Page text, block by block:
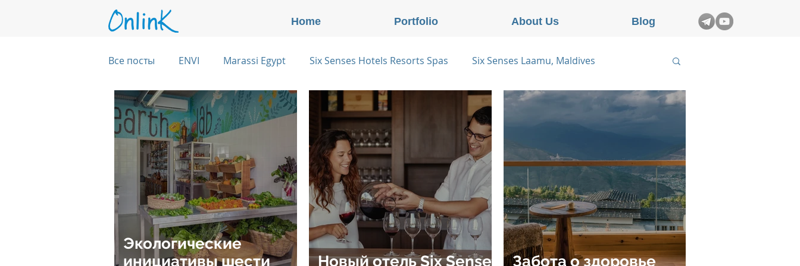
Все посты ENVI Marassi Egypt Six Senses Hotels Resorts Spas Six Senses Laamu, Maldives
Six Senses Kanuhura, Maldives Six Senses Ninh Van Bay, Vietnam Six Senses Con Dao, Vietnam
Six Senses Kaplankaya, Turkey Six Senses Douro Valley, Portugal Six Senses Courchevel, France
Six Senses Rome, Italy Six Senses Zil Pasyon, Seychelles Six Senses Vana, Индия
Six Senses CransMontana Switzerland Onlink Insights Oberoi Hotels & Resorts
Экологические
инициативы шести
Новый отель Six Senses
Забота о здоровье
Home Portfolio About Us Blog